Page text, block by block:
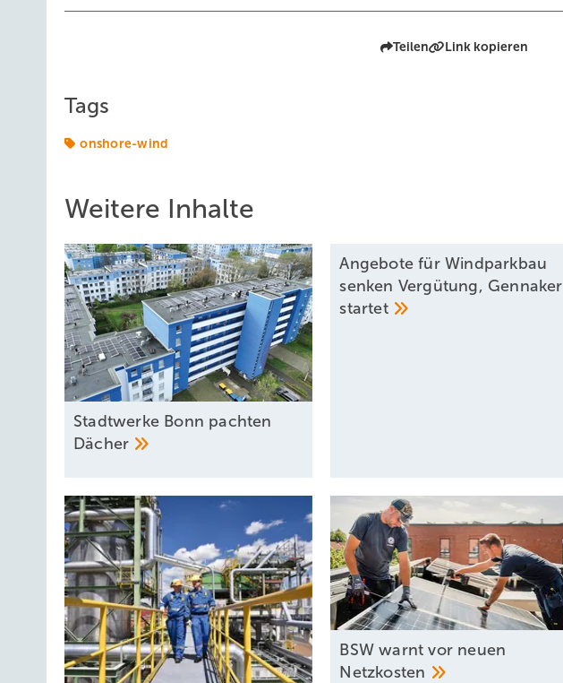
Teilen Link kopieren
Tags
onshore-wind
Weitere Inhalte
Stadtwerke Bonn pachten
Dächer
Angebote für Windparkbau
senken Vergütung, Gennaker
startet
BSW warnt vor neuen
Netzkosten